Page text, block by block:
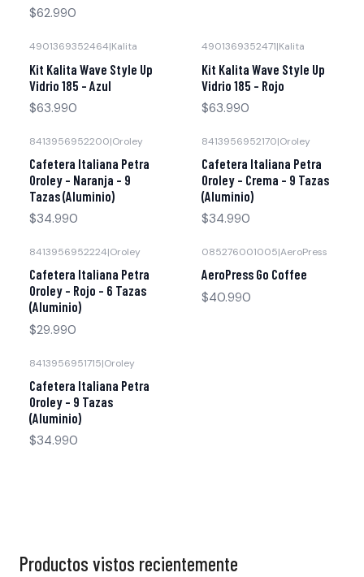
$62.990
4901369352464|Kalita
Kit Kalita Wave Style Up
Vidrio 185 - Azul
$63.990
4901369352471|Kalita
Kit Kalita Wave Style Up
Vidrio 185 - Rojo
$63.990
8413956952200|Oroley
Cafetera Italiana Petra
Oroley - Naranja - 9
Tazas (Aluminio)
$34.990
8413956952170|Oroley
Cafetera Italiana Petra
Oroley - Crema - 9 Tazas
(Aluminio)
$34.990
8413956952224|Oroley
Cafetera Italiana Petra
Oroley - Rojo - 6 Tazas
(Aluminio)
$29.990
085276001005|AeroPress
AeroPress Go Coffee
$40.990
8413956951715|Oroley
Cafetera Italiana Petra
Oroley - 9 Tazas
(Aluminio)
$34.990
Productos vistos recientemente